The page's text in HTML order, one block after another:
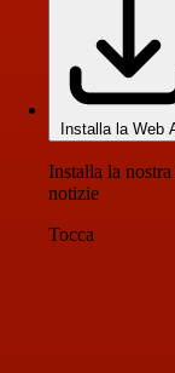
Installa la Web
Installa la
notizie
Tocca